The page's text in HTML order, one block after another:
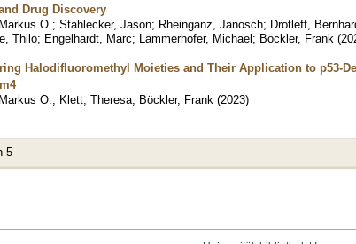
Drug Discovery
O. ; Stahlecker, Jason; Rheinganz, Janosch; Drotleff,
Thilo; Engelhardt, Marc; Lämmerhofer, Michael; Böckler, Frank (
Halodifluoromethyl Moieties and Their Application to p53-
O. ; Klett, Theresa; Böckler, Frank (2023)
5